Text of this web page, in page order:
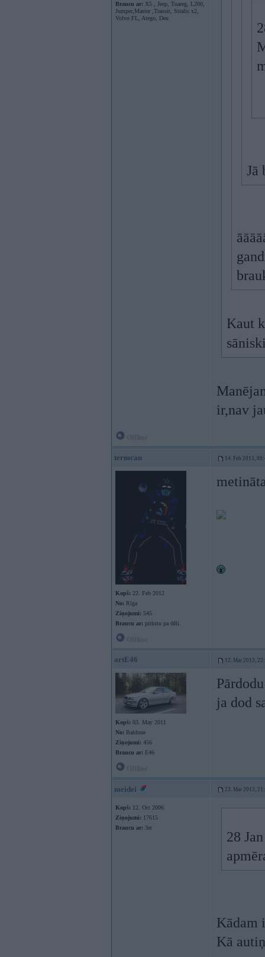
Braucu ar: X5 , Jeep, Tuareg, L200,
Jumper,Master ,Transit, Stralis x2,
Volvo FL, Atego, Deu
Jā
Kaut
ir,nav
termcan 14. Feb 2013,
Kopš: 22. Feb 2012
No: Rīga
Ziņojumi: 545
Braucu ar: pirkstu pa dēli.
artE46 12. Mar 2013,
Kopš: 03. May 2011
No: Baldone
Ziņojumi: 456
Braucu ar: E46
ja dod
meidei 23. Mar 2013,
Kopš: 12. Oct 2006
Ziņojumi: 17615
Braucu ar: 3er
28
Kādam
Kā